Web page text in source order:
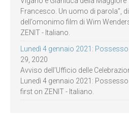
Francesco. Un uomo di parola”,
dell’omonimo film di Wim
ZENIT - Italiano.
Lunedì 4 gennaio 2021:
29, 2020
Avviso dell’Ufficio delle
Lunedì 4 gennaio 2021:
first on ZENIT - Italiano.